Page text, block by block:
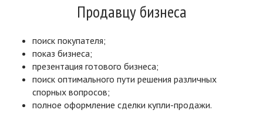
Продавцу бизнеса
поиск покупателя;
показ бизнеса;
презентация готового бизнеса;
поиск оптимального пути решения различных
спорных вопросов;
полное оформление сделки купли-продажи.